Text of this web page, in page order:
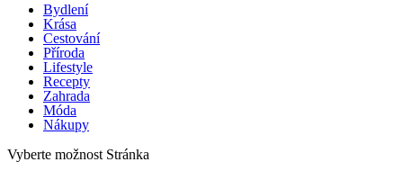
Bydlení
Krása
Cestování
Příroda
Lifestyle
Recepty
Zahrada
Móda
Nákupy
Vyberte možnost Stránka